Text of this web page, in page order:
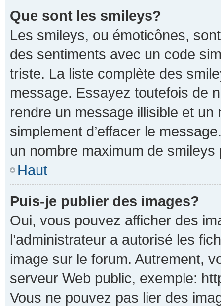
Que sont les smileys?
Les smileys, ou émoticônes,
des sentiments avec un code
triste. La liste complète des
message. Essayez toutefois de
rendre un message illisible et
simplement d’effacer le
un nombre maximum de smileys
Haut
Puis-je publier des images?
Oui, vous pouvez afficher des
l’administrateur a autorisé les
image sur le forum. Autrement,
serveur Web public, exemple:
Vous ne pouvez pas lier des